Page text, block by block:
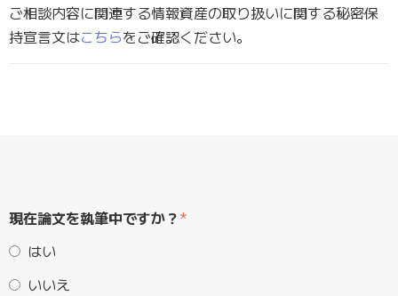
ご相談内容に関連する情報資産の取り扱いに関する秘密保
持宣言文はこちらをご確認ください。
現在論文を執筆中ですか？*
はい
いいえ